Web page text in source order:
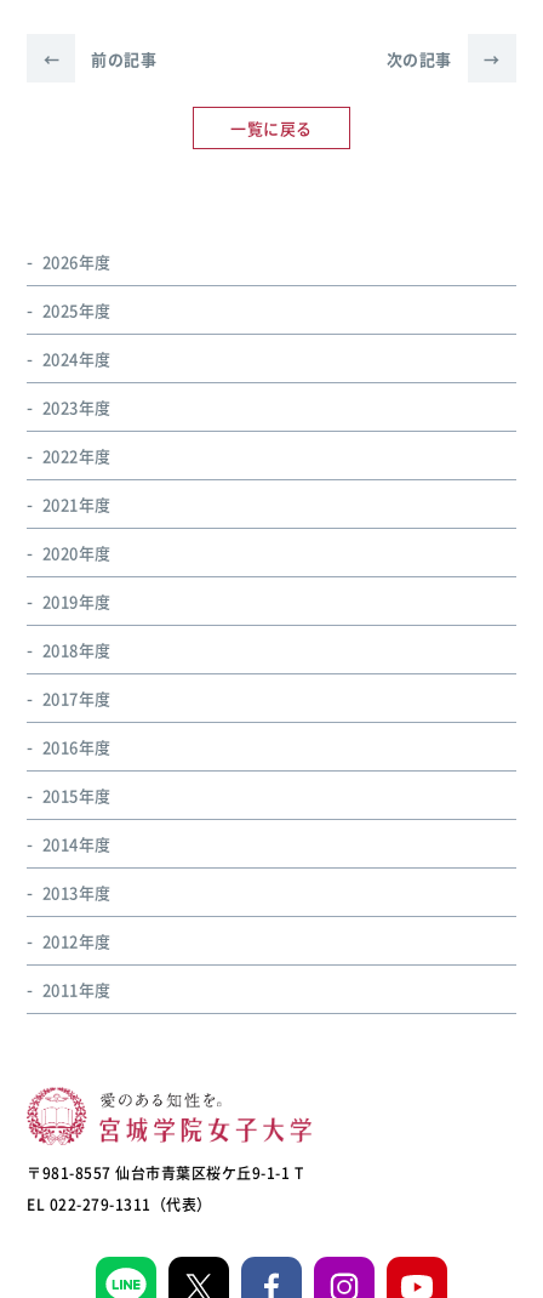
← 前の記事
一覧に戻る
次の記事 →
2026年度
2025年度
2024年度
2023年度
2022年度
2021年度
2020年度
2019年度
2018年度
2017年度
2016年度
2015年度
2014年度
2013年度
2012年度
2011年度
〒981-8557 仙台市青葉区桜ケ丘9-1-1 T
EL 022-279-1311（代表）